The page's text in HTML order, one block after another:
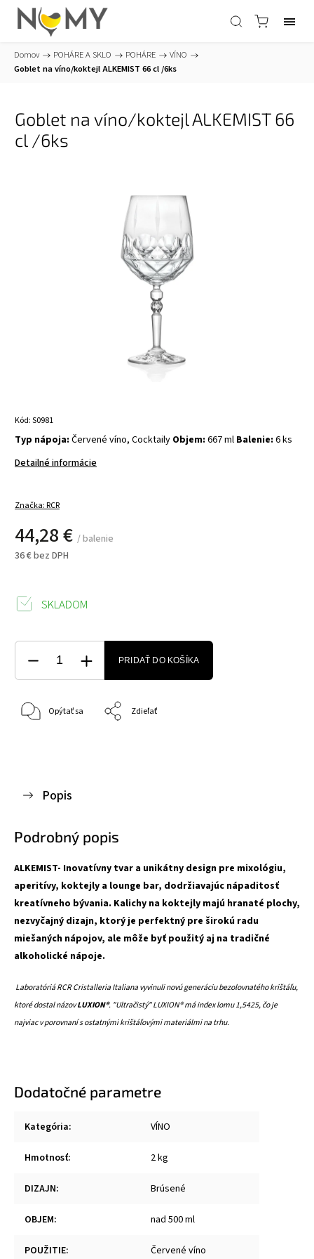
Domov / POHÁRE A SKLO / POHÁRE / VÍNO /
Goblet na víno/koktejl ALKEMIST 66 cl /6ks
Goblet na víno/koktejl ALKEMIST 66
cl /6ks
Kód:S0981
Typ nápoja: Červené víno, Cocktaily Objem: 667 ml Balenie: 6 ks
Detailné informácie
Značka:RCR
44,28 € / balenie
36 € bez DPH
SKLADOM
PRIDAŤ DO KOŠÍKA
Opýtať sa Zdieľať
Popis
Podrobný popis
ALKEMIST- Inovatívny tvar a unikátny design pre mixológiu,
aperitívy, koktejly a lounge bar, dodržiavajúc nápaditosť
kreatívneho bývania. Kalichy na koktejly majú hranaté plochy,
nezvyčajný dizajn, ktorý je perfektný pre širokú radu
miešaných nápojov, ale môže byť použitý aj na tradičné
alkoholické nápoje.
Laboratóriá RCR Cristalleria Italiana vyvinuli novú generáciu bezolovnatého krištáľu,
ktoré dostal názovLUXION®. "Ultračistý" LUXION® má index lomu 1,5425, čo je
najviac v porovnaní s ostatnými krištáľovými materiálmi na trhu.
Dodatočné parametre
Kategória: VÍNO
Hmotnosť: 2 kg
DIZAJN: Brúsené
OBJEM: nad 500 ml
POUŽITIE: Červené víno